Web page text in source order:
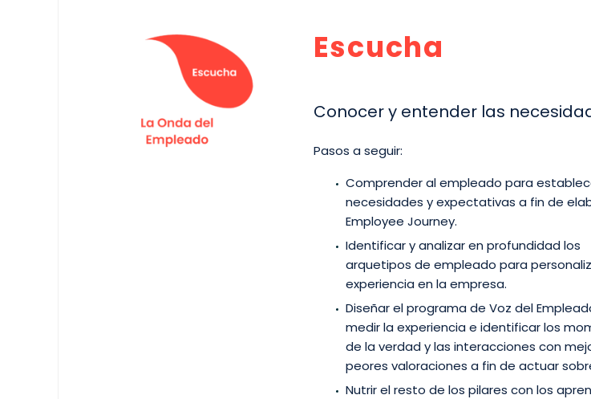
Escucha
Conocer y entender las
Pasos a seguir:
Comprender al empleado para
necesidades y expectativas a fin de
Employee Journey.
Identificar y analizar en profundidad los
arquetipos de empleado para
experiencia en la empresa.
Diseñar el programa de Voz del
medir la experiencia e identificar los
de la verdad y las interacciones con
peores valoraciones a fin de actuar
Nutrir el resto de los pilares con los